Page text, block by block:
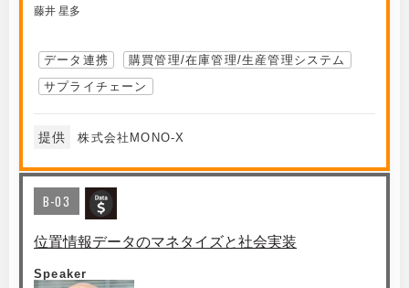
藤井 星多
データ連携
購買管理/在庫管理/生産管理システム
サプライチェーン
提供 株式会社MONO-X
B-03
位置情報データのマネタイズと社会実装
Speaker